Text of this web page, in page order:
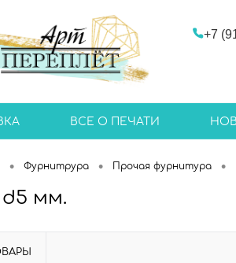
+7
ВСЕ О ПЕЧАТИ
• Фурнитрура • Прочая фурнитура •
мм.